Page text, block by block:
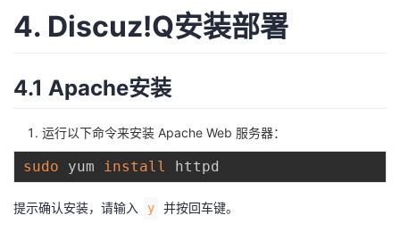
4. Discuz!Q安装部署
4.1 Apache安装
运行以下命令来安装 Apache Web 服务器：
sudo yum install
提示确认安装，请输入 y 并按回车键。